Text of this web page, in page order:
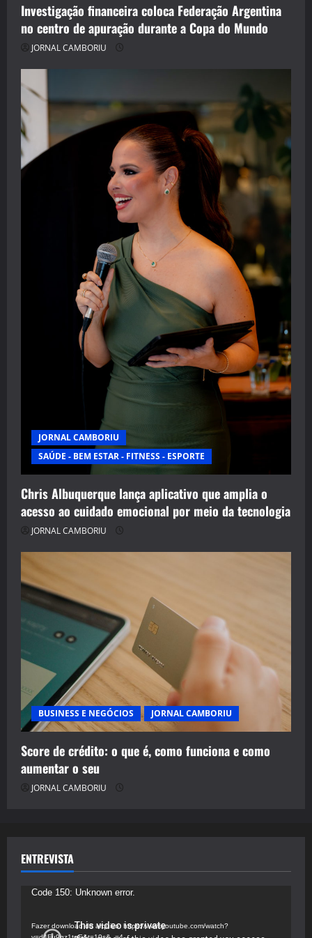
Investigação financeira coloca Federação Argentina
no centro de apuração durante a Copa do Mundo
JORNAL CAMBORIU
JORNAL CAMBORIU
SAÚDE - BEM ESTAR - FITNESS - ESPORTE
Chris Albuquerque lança aplicativo que amplia o
acesso ao cuidado emocional por meio da tecnologia
JORNAL CAMBORIU
BUSINESS E NEGÓCIOS JORNAL CAMBORIU
Score de crédito: o que é, como funciona e como
aumentar o seu
JORNAL CAMBORIU
ENTREVISTA
Tocador
vídeo
Code 150: Unknown error.
Fazer download do arquivo: https://www.youtube.com/watch?